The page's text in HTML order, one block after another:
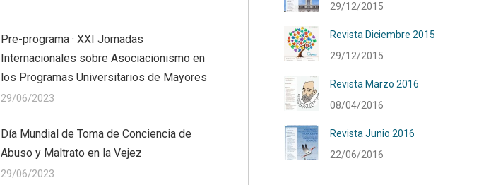
Pre-programa · XXI Jornadas
Internacionales sobre Asociacionismo en
los Programas Universitarios de Mayores
29/06/2023
Día Mundial de Toma de Conciencia de
Abuso y Maltrato en la Vejez
29/06/2023
29/12/2015
Revista Diciembre 2015
29/12/2015
Revista Marzo 2016
08/04/2016
Revista Junio 2016
22/06/2016